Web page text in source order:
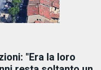
"Era la loro